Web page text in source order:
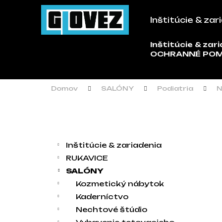
Prejsť na obsah
Inštitúcie &
Inštitúcie &
OCHRANNÉ
Domov SALÓNY Podiatria
Inštitúcie & zariadenia
RUKAVICE
SALÓNY
Kozmetický nábytok
Kaderníctvo
Nechtové štúdio
Späť
Späť